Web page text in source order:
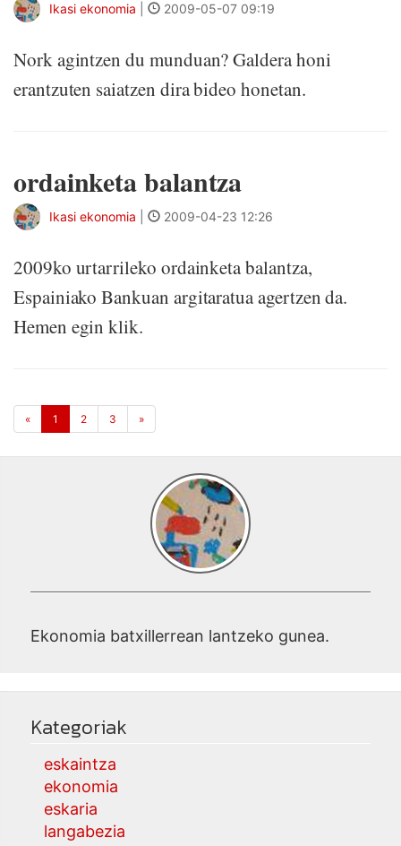
Ikasi ekonomia 2009-05-07 09:19
Nork agintzen du munduan? Galdera honi
erantzuten saiatzen dira bideo honetan.
ordainketa balantza
Ikasi ekonomia 2009-04-23 12:26
2009ko urtarrileko ordainketa balantza,
Espainiako Bankuan argitaratua agertzen da.
Hemen egin klik.
« 1 2 3 »
Ekonomia batxillerrean lantzeko gunea.
Kategoriak
eskaintza
ekonomia
eskaria
langabezia